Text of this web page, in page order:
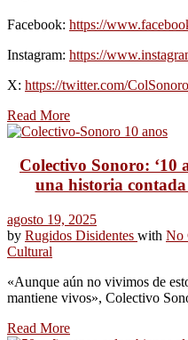
Facebook: https://
Instagram: https://
X: https://twitter.com/ColSonoro
Read More
Colectivo Sonoro: ‘10
una historia
agosto 19, 2025
by Rugidos Disidentes with No
Cultural
«Aunque aún no vivimos de
mantiene vivos», Colectivo
Read More